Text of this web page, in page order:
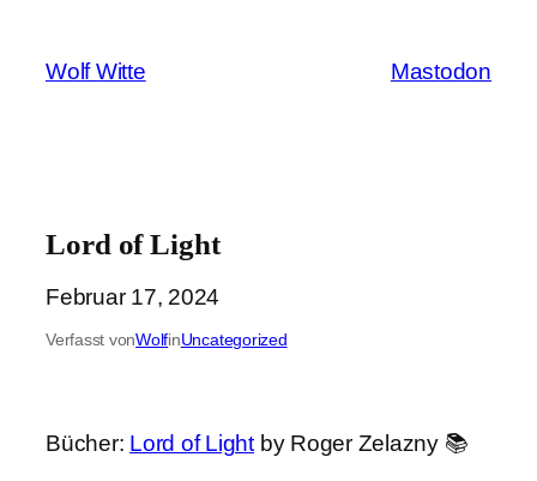
springen
Wolf Witte Mastodon
Lord of Light
Februar 17, 2024
Verfasst vonWolfinUncategorized
Bücher: Lord of Lightby Roger Zelazny 📚